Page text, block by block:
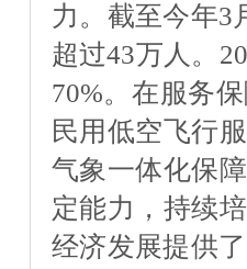
力。截至今年3
超过43万人。
70%。在服务
民用低空飞行
气象一体化保
定能力，持续
经济发展提供